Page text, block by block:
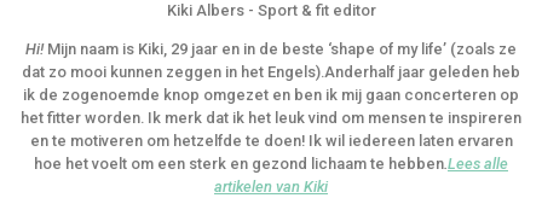
Kiki Albers - Sport & fit editor
Hi! Mijn naam is Kiki, 29 jaar en in de beste ‘shape of my life’ (zoals ze
dat zo mooi kunnen zeggen in het Engels).Anderhalf jaar geleden heb
ik de zogenoemde knop omgezet en ben ik mij gaan concerteren op
het fitter worden. Ik merk dat ik het leuk vind om mensen te inspireren
en te motiveren om hetzelfde te doen! Ik wil iedereen laten ervaren
hoe het voelt om een sterk en gezond lichaam te hebben.Lees alle
artikelen van Kiki